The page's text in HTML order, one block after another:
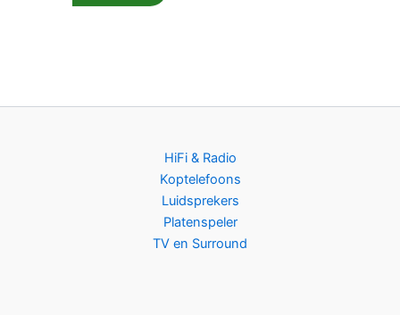
HiFi & Radio
Koptelefoons
Luidsprekers
Platenspeler
TV en Surround